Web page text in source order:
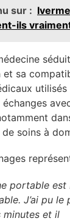
sur :
ils
et sa
utilisés
soins à
portable
J’ai pu le
minutes et il